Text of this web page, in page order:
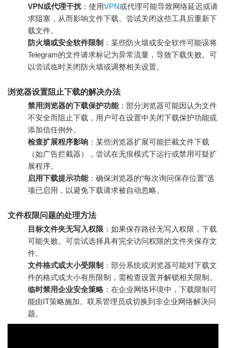
VPN或代理干扰：使用VPN或代理可能导致网络延迟或请
求阻塞，从而影响文件下载。尝试关闭这些工具后重新下
载文件。
防火墙或安全软件限制 ：某些防火墙或安全软件可能误将
Telegram的文件请求标记为异常流量，导致下载失败。可
以尝试临时关闭防火墙或调整相关设置。
浏览器设置阻止下载的解决办法
禁用浏览器的下载保护功能：部分浏览器可能因认为文件
不安全而阻止下载，用户可在设置中关闭下载保护功能或
添加信任例外。
检查扩展程序影响 ：某些浏览器扩展可能拦截文件下载
（如广告拦截器），尝试在无痕模式下运行或禁用可疑扩
展程序。
启用下载提示功能：确保浏览器的“每次询问保存位置”选
项已启用，以避免下载请求被自动忽略。
文件权限问题的处理方法
目标文件夹无写入权限 ：如果保存路径无写入权限，下载
可能失败。可尝试选择具有完全访问权限的文件夹保存文
件。
文件格式或大小受限制 ：部分系统或浏览器可能对下载文
件的格式或大小有所限制，需检查设置并解锁相关限制。
临时禁用企业安全策略 ：在企业网络环境中，下载限制可
能由IT策略施加。联系管理员或切换到非企业网络解决问
题。